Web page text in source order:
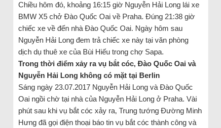
Chiều hôm đó, khoảng 16:15 giờ Nguyễn Hải Long lái xe
BMW X5 chở Đào Quốc Oai về Praha. Đúng 21:38 giờ
chiếc xe về đến nhà Đào Quốc Oai. Ngày hôm sau
Nguyễn Hải Long đem trả chiếc xe này tại văn phòng
dịch dụ thuê xe của Bùi Hiếu trong chợ Sapa.
Trong thời điểm xảy ra vụ bắt cóc, Đào Quốc Oai và
Nguyễn Hải Long không có mặt tại Berlin
Sáng ngày 23.07.2017 Nguyễn Hải Long và Đào Quốc
Oai ngồi chờ tại nhà của Nguyễn Hải Long ở Praha. Vài
phút sau khi vụ bắt cóc xảy ra, Trung tướng Đường Minh
Hưng đã gọi điện thoại báo tin vụ bắt cóc thành công và